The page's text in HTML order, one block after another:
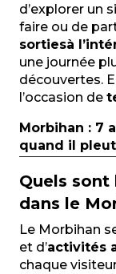
d’explorer un
faire ou de
sortiesà
une journée
découvertes.
l’occasion de
Morbihan : 7
quand il pleut
Quels sont
dans le
Le Morbihan
et d’activités
chaque